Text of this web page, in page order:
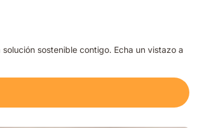
sostenible contigo. Echa un vistazo a